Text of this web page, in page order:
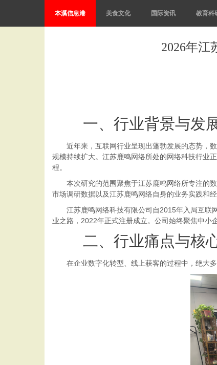
本溪信息港 美食文化 国际资讯 教育科
2026年江
一、行业背景与发
近年来，互联网行业呈现出蓬勃发展的态势，数
规模持续扩大。江苏鹿鸣网络所处的网络科技行业
程。
本次研究的范围聚焦于江苏鹿鸣网络所专注的数
市场调研数据以及江苏鹿鸣网络自身的业务实践和经
江苏鹿鸣网络科技有限公司自2015年入局互联网
业之路，2022年正式注册成立。公司始终聚焦中小
二、行业痛点与核
在企业数字化转型、线上获客的过程中，绝大多